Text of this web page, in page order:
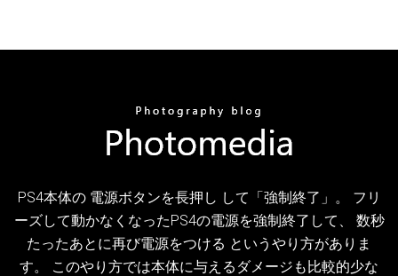
PS4本体の 電源ボタンを長押し して「強制終了」。 フリ
ーズして動かなくなったPS4の電源を強制終了して、 数秒
たったあとに再び電源をつける というやり方がありま
す。 このやり方では本体に与えるダメージも比較的少な